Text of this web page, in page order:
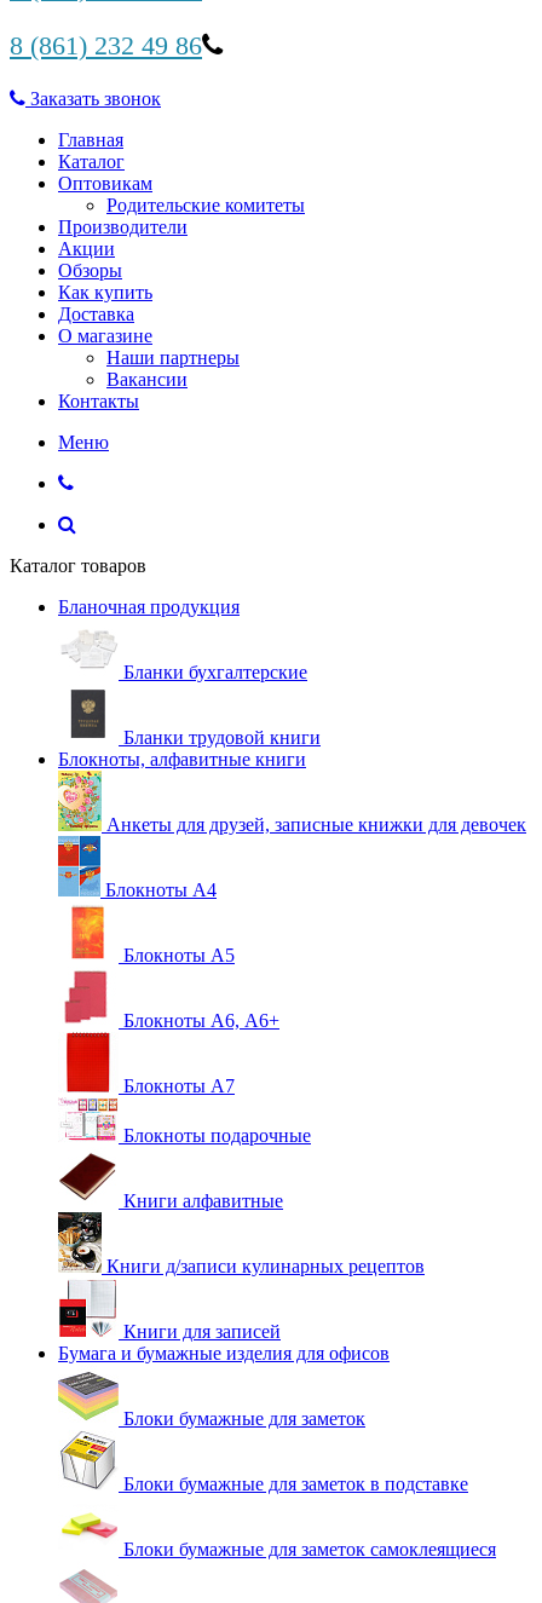
8 (861) 232 49 86
Заказать звонок
Главная
Каталог
Оптовикам
Родительские комитеты
Производители
Акции
Обзоры
Как купить
Доставка
О магазине
Наши партнеры
Вакансии
Контакты
Меню
Каталог товаров
Бланочная продукция
Бланки бухгалтерские
Бланки трудовой книги
Блокноты, алфавитные книги
Анкеты для друзей, записные книжки для девочек
Блокноты А4
Блокноты А5
Блокноты А6, А6+
Блокноты А7
Блокноты подарочные
Книги алфавитные
Книги д/записи кулинарных рецептов
Книги для записей
Бумага и бумажные изделия для офисов
Блоки бумажные для заметок
Блоки бумажные для заметок в подставке
Блоки бумажные для заметок самоклеящиеся